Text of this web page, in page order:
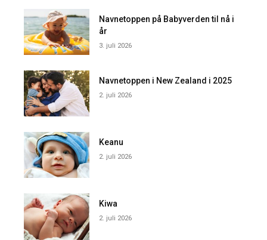
Navnetoppen på Babyverden til nå i
år
3. juli 2026
Navnetoppen i New Zealand i 2025
2. juli 2026
Keanu
2. juli 2026
Kiwa
2. juli 2026